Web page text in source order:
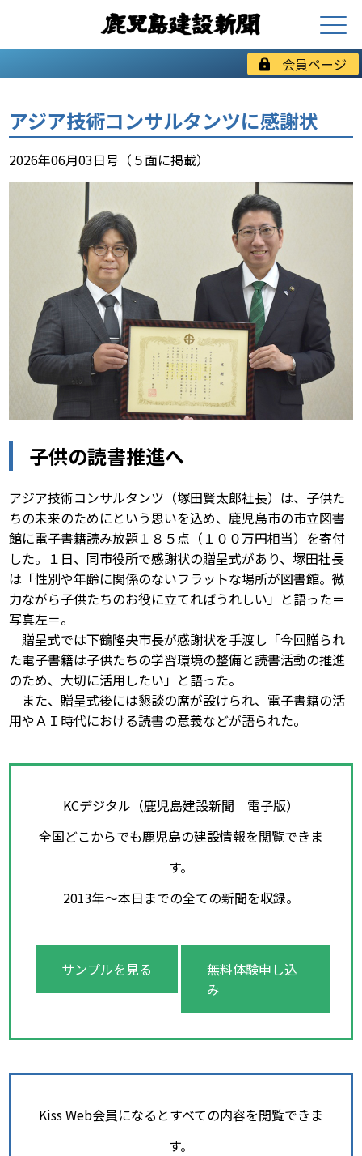
会員ページ
アジア技術コンサルタンツに感謝状
2026年06月03日号（５面に掲載）
子供の読書推進へ
アジア技術コンサルタンツ（塚田賢太郎社長）は、子供た
ちの未来のためにという思いを込め、鹿児島市の市立図書
館に電子書籍読み放題１８５点（１００万円相当）を寄付
した。１日、同市役所で感謝状の贈呈式があり、塚田社長
は「性別や年齢に関係のないフラットな場所が図書館。微
力ながら子供たちのお役に立てればうれしい」と語った＝
写真左＝。
贈呈式では下鶴隆央市長が感謝状を手渡し「今回贈られ
た電子書籍は子供たちの学習環境の整備と読書活動の推進
のため、大切に活用したい」と語った。
また、贈呈式後には懇談の席が設けられ、電子書籍の活
用やＡＩ時代における読書の意義などが語られた。
KCデジタル（鹿児島建設新聞 電子版）
全国どこからでも鹿児島の建設情報を閲覧できま
す。
2013年～本日までの全ての新聞を収録。
サンプルを見る
無料体験申し込
み
Kiss Web会員になるとすべての内容を閲覧できま
す。